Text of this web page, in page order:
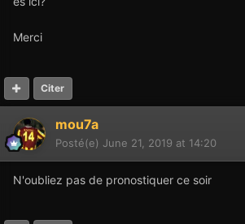
Merci
Citer
mou7a
Posté(e) June 21, 2019 at 14:20
N'oubliez pas de pronostiquer ce soir